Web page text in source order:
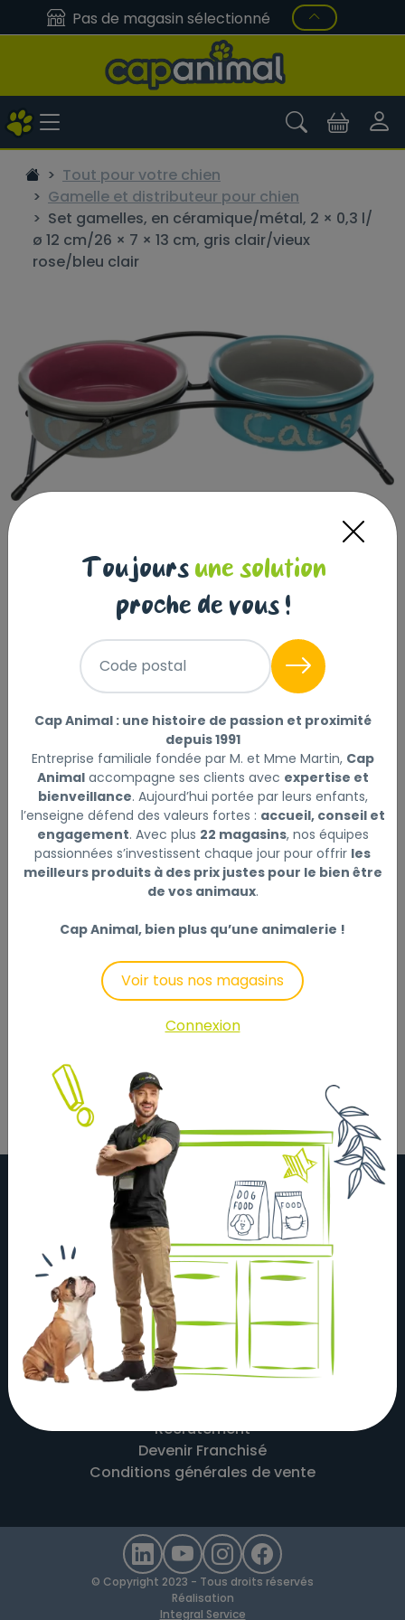
Pas de magasin sélectionné
Tout pour votre chien
Gamelle et distributeur pour chien
Set gamelles, en céramique/métal, 2 × 0,3 l/
ø 12 cm/26 × 7 × 13 cm, gris clair/vieux
rose/bleu clair
Set gamelles, en céramique/métal, 2
× 0,3 l/ø 12 cm/26 × 7 × 13 cm, gris
clair/vieux rose/bleu clair
Réf : 4047974247914
Set gamelles, en céramique/métal, 2 × 0,3 l/ø 12
cm/26 × 7 × 13 cm, gris clair/vieux rose/bleu clair
Livraison à domicile (offerte dès
69€) :
Non disponible en ligne
2 gamelles en céramique avec support support en
métal, revêtement poudré, noir pieds en caoutchouc
À propos
Actualités
Nos magasins
Nos partenaires
Nous contacter
Recrutement
Devenir Franchisé
Conditions générales de vente
© Copyright 2023 - Tous droits réservés
Réalisation
Integral Service
Toujours une solution
proche de vous !
Code postal
Cap Animal : une histoire de passion et proximité
depuis 1991
Entreprise familiale fondée par M. et Mme Martin, Cap
Animalaccompagne ses clients avec expertise et
bienveillance. Aujourd’hui portée par leurs enfants,
l’enseigne défend des valeurs fortes : accueil, conseil et
engagement. Avec plus 22 magasins, nos équipes
passionnées s’investissent chaque jour pour offrir les
meilleurs produits à des prix justes pour le bien être
de vos animaux.
Cap Animal, bien plus qu’une animalerie !
Voir tous nos magasins
Connexion